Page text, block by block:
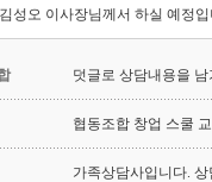
성오 이사장님께서 하실 예정